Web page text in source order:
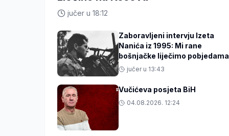
jučer u 18:12
Zaboravljeni intervju Izeta
Nanića iz 1995: Mi rane
bošnjačke liječimo pobjedama
jučer u 13:43
Vučićeva posjeta BiH
04.08.2026. 12:24